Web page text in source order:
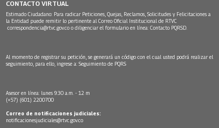
CONTACTO VIRTUAL
Estimado Ciudadano: Para radicar Peticiones, Quejas, Reclamos, Solicitudes y Felicitaciones a
la Entidad puede remitir lo pertinente al Correo Oficial Institucional de RTVC
correspondencia@rtvc.gov.co o diligenciar el formulario en línea: Contacto PQRSD.
Al momento de registrar su petición, se generará un código con el cual usted podrá realizar el
seguimiento, para ello, ingrese a: Seguimiento de PQRS
Asesor en línea: lunes 9:30 a.m. - 12 m
(+57) (601) 2200700
Correo de notificaciones judiciales:
notificacionesjudiciales@rtvc.gov.co